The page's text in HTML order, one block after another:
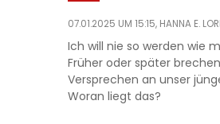
07.01.2025 UM 15:15, HANNA E.
Ich will nie so werden wie
Früher oder später
Versprechen an unser
Woran liegt das?